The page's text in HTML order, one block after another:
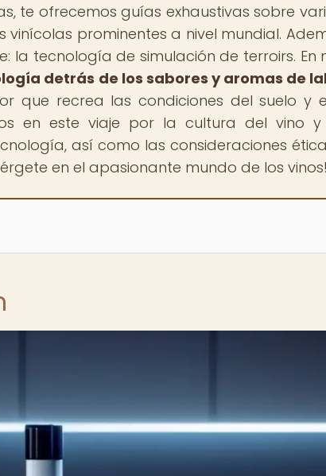
te ofrecemos guías exhaustivas sobre
vinícolas prominentes a nivel mundial.
la tecnología de simulación de terroirs. En
detrás de los sabores y aromas de
que recrea las condiciones del suelo y
en este viaje por la cultura del vino
así como las consideraciones
en el apasionante mundo de los vinos!